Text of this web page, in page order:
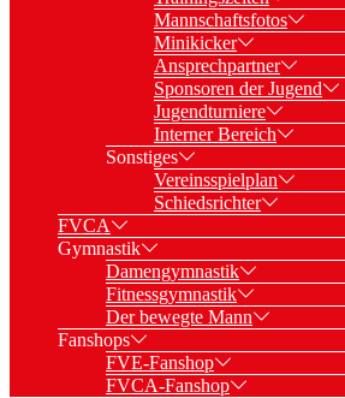
Mannschaftsfotos
Minikicker
Ansprechpartner
Sponsoren der Jugend
Jugendturniere
Interner Bereich
Sonstiges
Vereinsspielplan
Schiedsrichter
FVCA
Gymnastik
Damengymnastik
Fitnessgymnastik
Der bewegte Mann
Fanshops
FVE-Fanshop
FVCA-Fanshop